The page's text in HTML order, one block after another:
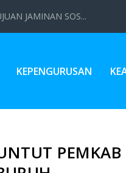
JAMINAN SOS...
KEPENGURUSAN